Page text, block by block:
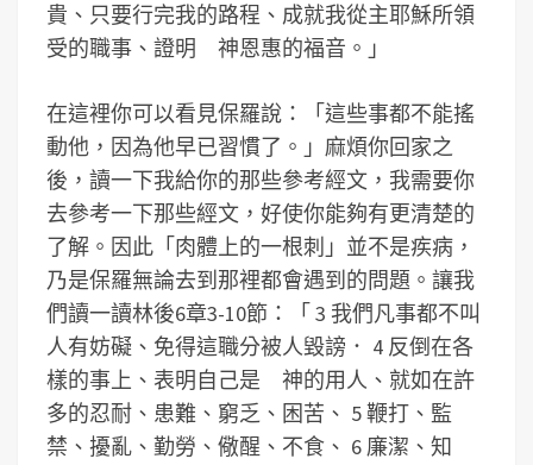
貴、只要行完我的路程、成就我從主耶穌所領
受的職事、證明 神恩惠的福音。」
在這裡你可以看見保羅說：「這些事都不能搖
動他，因為他早已習慣了。」麻煩你回家之
後，讀一下我給你的那些參考經文，我需要你
去參考一下那些經文，好使你能夠有更清楚的
了解。因此「肉體上的一根刺」並不是疾病，
乃是保羅無論去到那裡都會遇到的問題。讓我
們讀一讀林後6章3-10節：「 3 我們凡事都不叫
人有妨礙、免得這職分被人毀謗． 4 反倒在各
樣的事上、表明自己是 神的用人、就如在許
多的忍耐、患難、窮乏、困苦、 5 鞭打、監
禁、擾亂、勤勞、儆醒、不食、 6 廉潔、知